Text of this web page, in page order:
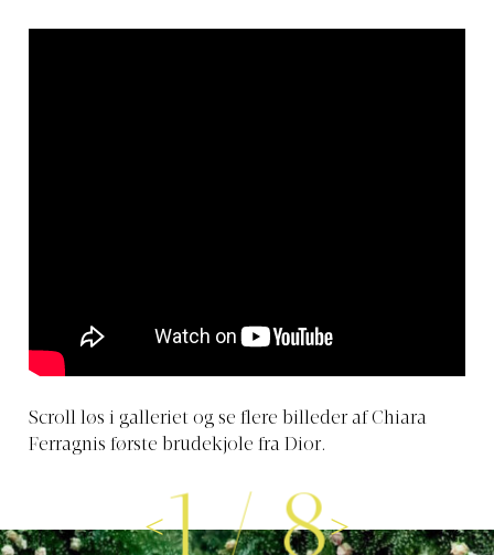
Scroll løs i galleriet og se flere billeder af Chiara
Ferragnis første brudekjole fra Dior.
1/8